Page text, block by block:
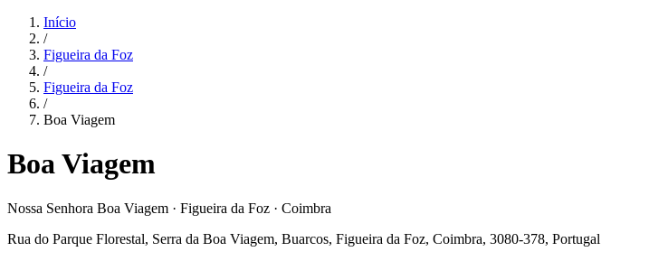
Início
/
Figueira da Foz
/
Figueira da Foz
/
Boa Viagem
Boa Viagem
Nossa Senhora Boa Viagem · Figueira da Foz · Coimbra
Rua do Parque Florestal, Serra da Boa Viagem, Buarcos, Figueira da Foz, Coimbra, 3080-378, Portugal